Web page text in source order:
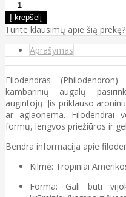
Turite klausimų apie šią prekę?
Aprašymas
Filodendras
kambarinių augalų
augintojų. Jis priklauso
ar aglaonema. Filodendrai
formų, lengvos priežiūros ir
Bendra informacija apie
Kilmė: Tropiniai
Forma: Gali būti